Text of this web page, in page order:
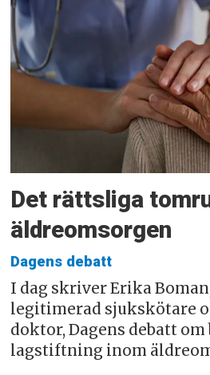
Det rättsliga
äldreomsorgen
Dagens debatt
I dag skriver Erika
legitimerad sjukskötare
doktor, Dagens debatt
lagstiftning inom